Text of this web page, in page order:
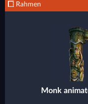
Rahmen
Monk